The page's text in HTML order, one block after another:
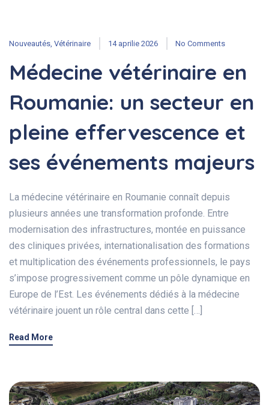
Nouveautés, Vétérinaire 14 aprilie 2026 No Comments
Médecine vétérinaire en
Roumanie: un secteur en
pleine effervescence et
ses événements majeurs
La médecine vétérinaire en Roumanie connaît depuis
plusieurs années une transformation profonde. Entre
modernisation des infrastructures, montée en puissance
des cliniques privées, internationalisation des formations
et multiplication des événements professionnels, le pays
s’impose progressivement comme un pôle dynamique en
Europe de l’Est. Les événements dédiés à la médecine
vétérinaire jouent un rôle central dans cette […]
Read More